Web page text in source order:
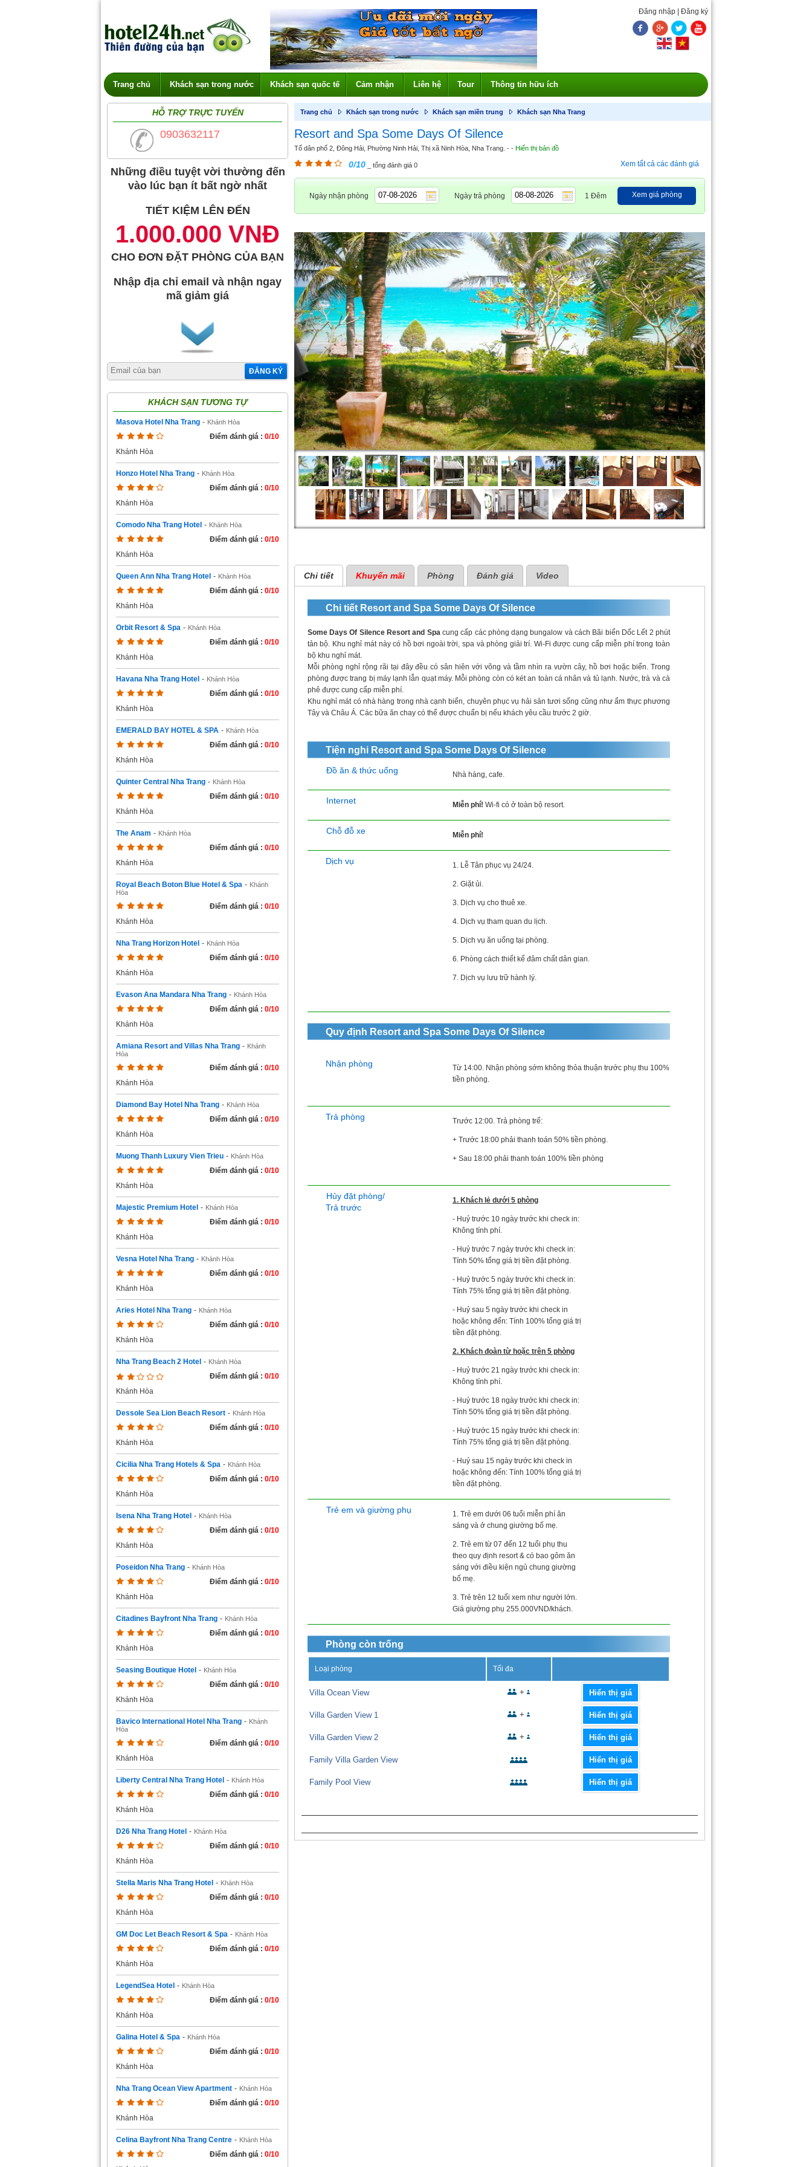
Đăng nhập Đăng ký
Trang chủ Khách sạn trong nước Khách sạn quốc tế Cảm nhận Liên hệ Tour Thông tin hữu ích
HỖ TRỢ TRỰC TUYẾN
0903632117
Những điều tuyệt vời thường đến
vào lúc bạn ít bất ngờ nhất
TIẾT KIỆM LÊN ĐẾN
1.000.000 VNĐ
CHO ĐƠN ĐẶT PHÒNG CỦA BẠN
Nhập địa chỉ email và nhận ngay
mã giảm giá
ĐĂNG KÝ
KHÁCH SẠN TƯƠNG TỰ
Masova Hotel Nha Trang - Khánh Hòa
Điểm đánh giá : 0/10
Khánh Hòa
Honzo Hotel Nha Trang - Khánh Hòa
Điểm đánh giá : 0/10
Khánh Hòa
Comodo Nha Trang Hotel - Khánh Hòa
Điểm đánh giá : 0/10
Khánh Hòa
Queen Ann Nha Trang Hotel - Khánh Hòa
Điểm đánh giá : 0/10
Khánh Hòa
Orbit Resort & Spa - Khánh Hòa
Điểm đánh giá : 0/10
Khánh Hòa
Havana Nha Trang Hotel - Khánh Hòa
Điểm đánh giá : 0/10
Khánh Hòa
EMERALD BAY HOTEL & SPA - Khánh Hòa
Điểm đánh giá : 0/10
Khánh Hòa
Quinter Central Nha Trang - Khánh Hòa
Điểm đánh giá : 0/10
Khánh Hòa
The Anam - Khánh Hòa
Điểm đánh giá : 0/10
Khánh Hòa
Royal Beach Boton Blue Hotel & Spa - Khánh
Hòa
Điểm đánh giá : 0/10
Khánh Hòa
Nha Trang Horizon Hotel - Khánh Hòa
Điểm đánh giá : 0/10
Khánh Hòa
Evason Ana Mandara Nha Trang - Khánh Hòa
Điểm đánh giá : 0/10
Khánh Hòa
Amiana Resort and Villas Nha Trang - Khánh
Hòa
Điểm đánh giá : 0/10
Khánh Hòa
Diamond Bay Hotel Nha Trang - Khánh Hòa
Điểm đánh giá : 0/10
Khánh Hòa
Muong Thanh Luxury Vien Trieu - Khánh Hòa
Điểm đánh giá : 0/10
Khánh Hòa
Majestic Premium Hotel - Khánh Hòa
Điểm đánh giá : 0/10
Khánh Hòa
Vesna Hotel Nha Trang - Khánh Hòa
Điểm đánh giá : 0/10
Khánh Hòa
Aries Hotel Nha Trang - Khánh Hòa
Điểm đánh giá : 0/10
Khánh Hòa
Nha Trang Beach 2 Hotel - Khánh Hòa
Điểm đánh giá : 0/10
Khánh Hòa
Dessole Sea Lion Beach Resort - Khánh Hòa
Điểm đánh giá : 0/10
Khánh Hòa
Cicilia Nha Trang Hotels & Spa - Khánh Hòa
Điểm đánh giá : 0/10
Khánh Hòa
Isena Nha Trang Hotel - Khánh Hòa
Điểm đánh giá : 0/10
Khánh Hòa
Poseidon Nha Trang - Khánh Hòa
Điểm đánh giá : 0/10
Khánh Hòa
Citadines Bayfront Nha Trang - Khánh Hòa
Điểm đánh giá : 0/10
Khánh Hòa
Seasing Boutique Hotel - Khánh Hòa
Điểm đánh giá : 0/10
Khánh Hòa
Bavico International Hotel Nha Trang - Khánh
Hòa
Điểm đánh giá : 0/10
Khánh Hòa
Liberty Central Nha Trang Hotel - Khánh Hòa
Điểm đánh giá : 0/10
Khánh Hòa
D26 Nha Trang Hotel - Khánh Hòa
Điểm đánh giá : 0/10
Khánh Hòa
Stella Maris Nha Trang Hotel - Khánh Hòa
Điểm đánh giá : 0/10
Khánh Hòa
GM Doc Let Beach Resort & Spa - Khánh Hòa
Điểm đánh giá : 0/10
Khánh Hòa
LegendSea Hotel - Khánh Hòa
Điểm đánh giá : 0/10
Khánh Hòa
Galina Hotel & Spa - Khánh Hòa
Điểm đánh giá : 0/10
Khánh Hòa
Nha Trang Ocean View Apartment - Khánh Hòa
Điểm đánh giá : 0/10
Khánh Hòa
Celina Bayfront Nha Trang Centre - Khánh Hòa
Điểm đánh giá : 0/10
Trang chủ Khách sạn trong nước Khách sạn miền trung Khách sạn Nha Trang
Resort and Spa Some Days Of Silence
Tổ dân phố 2, Đông Hải, Phường Ninh Hải, Thị xã Ninh Hòa, Nha Trang. - - Hiển thị bản đồ
0/10 _ tổng đánh giá 0 Xem tất cả các đánh giá
Ngày nhận phòng Ngày trả phòng 1 Đêm Xem giá phòng
Chi tiết Khuyến mãi Phòng Đánh giá Video
Chi tiết Resort and Spa Some Days Of Silence
Some Days Of Silence Resort and Spa cung cấp các phòng dạng bungalow và cách Bãi biển Dốc Lết 2 phút
tản bộ. Khu nghỉ mát này có hồ bơi ngoài trời, spa và phòng giải trí. Wi-Fi được cung cấp miễn phí trong toàn
bộ khu nghỉ mát.
Mỗi phòng nghỉ rộng rãi tại đây đều có sân hiên với võng và tầm nhìn ra vườn cây, hồ bơi hoặc biển. Trong
phòng được trang bị máy lạnh lẫn quạt máy. Mỗi phòng còn có két an toàn cá nhân và tủ lạnh. Nước, trà và cà
phê được cung cấp miễn phí.
Khu nghỉ mát có nhà hàng trong nhà cạnh biển, chuyên phục vụ hải sản tươi sống cũng như ẩm thực phương
Tây và Châu Á. Các bữa ăn chay có thể được chuẩn bị nếu khách yêu cầu trước 2 giờ.
Tiện nghi Resort and Spa Some Days Of Silence
Đồ ăn & thức uống Nhà hàng, cafe.
Internet Miễn phí! Wi-fi có ở toàn bộ resort.
Chỗ đỗ xe Miễn phí!
Dịch vụ 1. Lễ Tân phục vụ 24/24.
2. Giặt ủi.
3. Dịch vụ cho thuê xe.
4. Dịch vụ tham quan du lịch.
5. Dịch vụ ăn uống tại phòng.
6. Phòng cách thiết kế đâm chất dân gian.
7. Dịch vụ lưu trữ hành lý.
Quy định Resort and Spa Some Days Of Silence
Nhận phòng
Từ 14:00. Nhận phòng sớm không thỏa thuận trước phụ thu 100%
tiền phòng.
Trả phòng Trước 12:00. Trả phòng trể:
+ Trước 18:00 phải thanh toán 50% tiền phòng.
+ Sau 18:00 phải thanh toán 100% tiền phòng
Hủy đặt phòng/
Trả trước
1. Khách lẻ dưới 5 phòng
- Huỷ trước 10 ngày trước khi check in:
Không tính phí.
- Huỷ trước 7 ngày trước khi check in:
Tính 50% tổng giá trị tiền đặt phòng.
- Huỷ trước 5 ngày trước khi check in:
Tính 75% tổng giá trị tiền đặt phòng.
- Huỷ sau 5 ngày trước khi check in
hoặc không đến: Tính 100% tổng giá trị
tiền đặt phòng.
2. Khách đoàn từ hoặc trên 5 phòng
- Huỷ trước 21 ngày trước khi check in:
Không tính phí.
- Huỷ trước 18 ngày trước khi check in:
Tính 50% tổng giá trị tiền đặt phòng.
- Huỷ trước 15 ngày trước khi check in:
Tính 75% tổng giá trị tiền đặt phòng.
- Huỷ sau 15 ngày trước khi check in
hoặc không đến: Tính 100% tổng giá trị
tiền đặt phòng.
Trẻ em và giường phụ
1. Trẻ em dưới 06 tuổi miễn phí ăn
sáng và ở chung giường bố mẹ.
2. Trẻ em từ 07 đến 12 tuổi phụ thu
theo quy định resort & có bao gôm ăn
sáng với điều kiện ngủ chung giường
bố mẹ.
3. Trẻ trên 12 tuổi xem như người lớn.
Giá giường phụ 255.000VND/khách.
Phòng còn trống
Loại phòng Tối đa
Villa Ocean View + Hiển thị giá
Villa Garden View 1 + Hiển thị giá
Villa Garden View 2 + Hiển thị giá
Family Villa Garden View Hiển thị giá
Family Pool View Hiển thị giá